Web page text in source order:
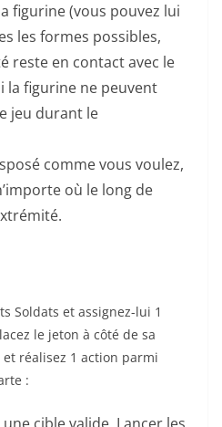
figurine (vous pouvez lui
les formes possibles,
reste en contact avec le
la figurine ne peuvent
jeu durant le
comme vous voulez,
où le long de
Soldats et assignez-lui 1
le jeton à côté de sa
réalisez 1 action parmi
: